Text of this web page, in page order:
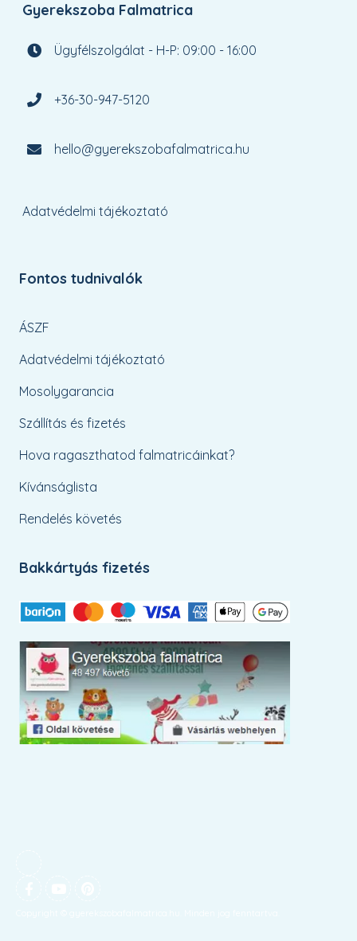
Gyerekszoba Falmatrica
Ügyfélszolgálat - H-P: 09:00 - 16:00
+36-30-947-5120
hello@gyerekszobafalmatrica.hu
Adatvédelmi tájékoztató
Fontos tudnivalók
ÁSZF
Adatvédelmi tájékoztató
Mosolygarancia
Szállítás és fizetés
Hova ragaszthatod falmatricáinkat?
Kívánságlista
Rendelés követés
Bakkártyás fizetés